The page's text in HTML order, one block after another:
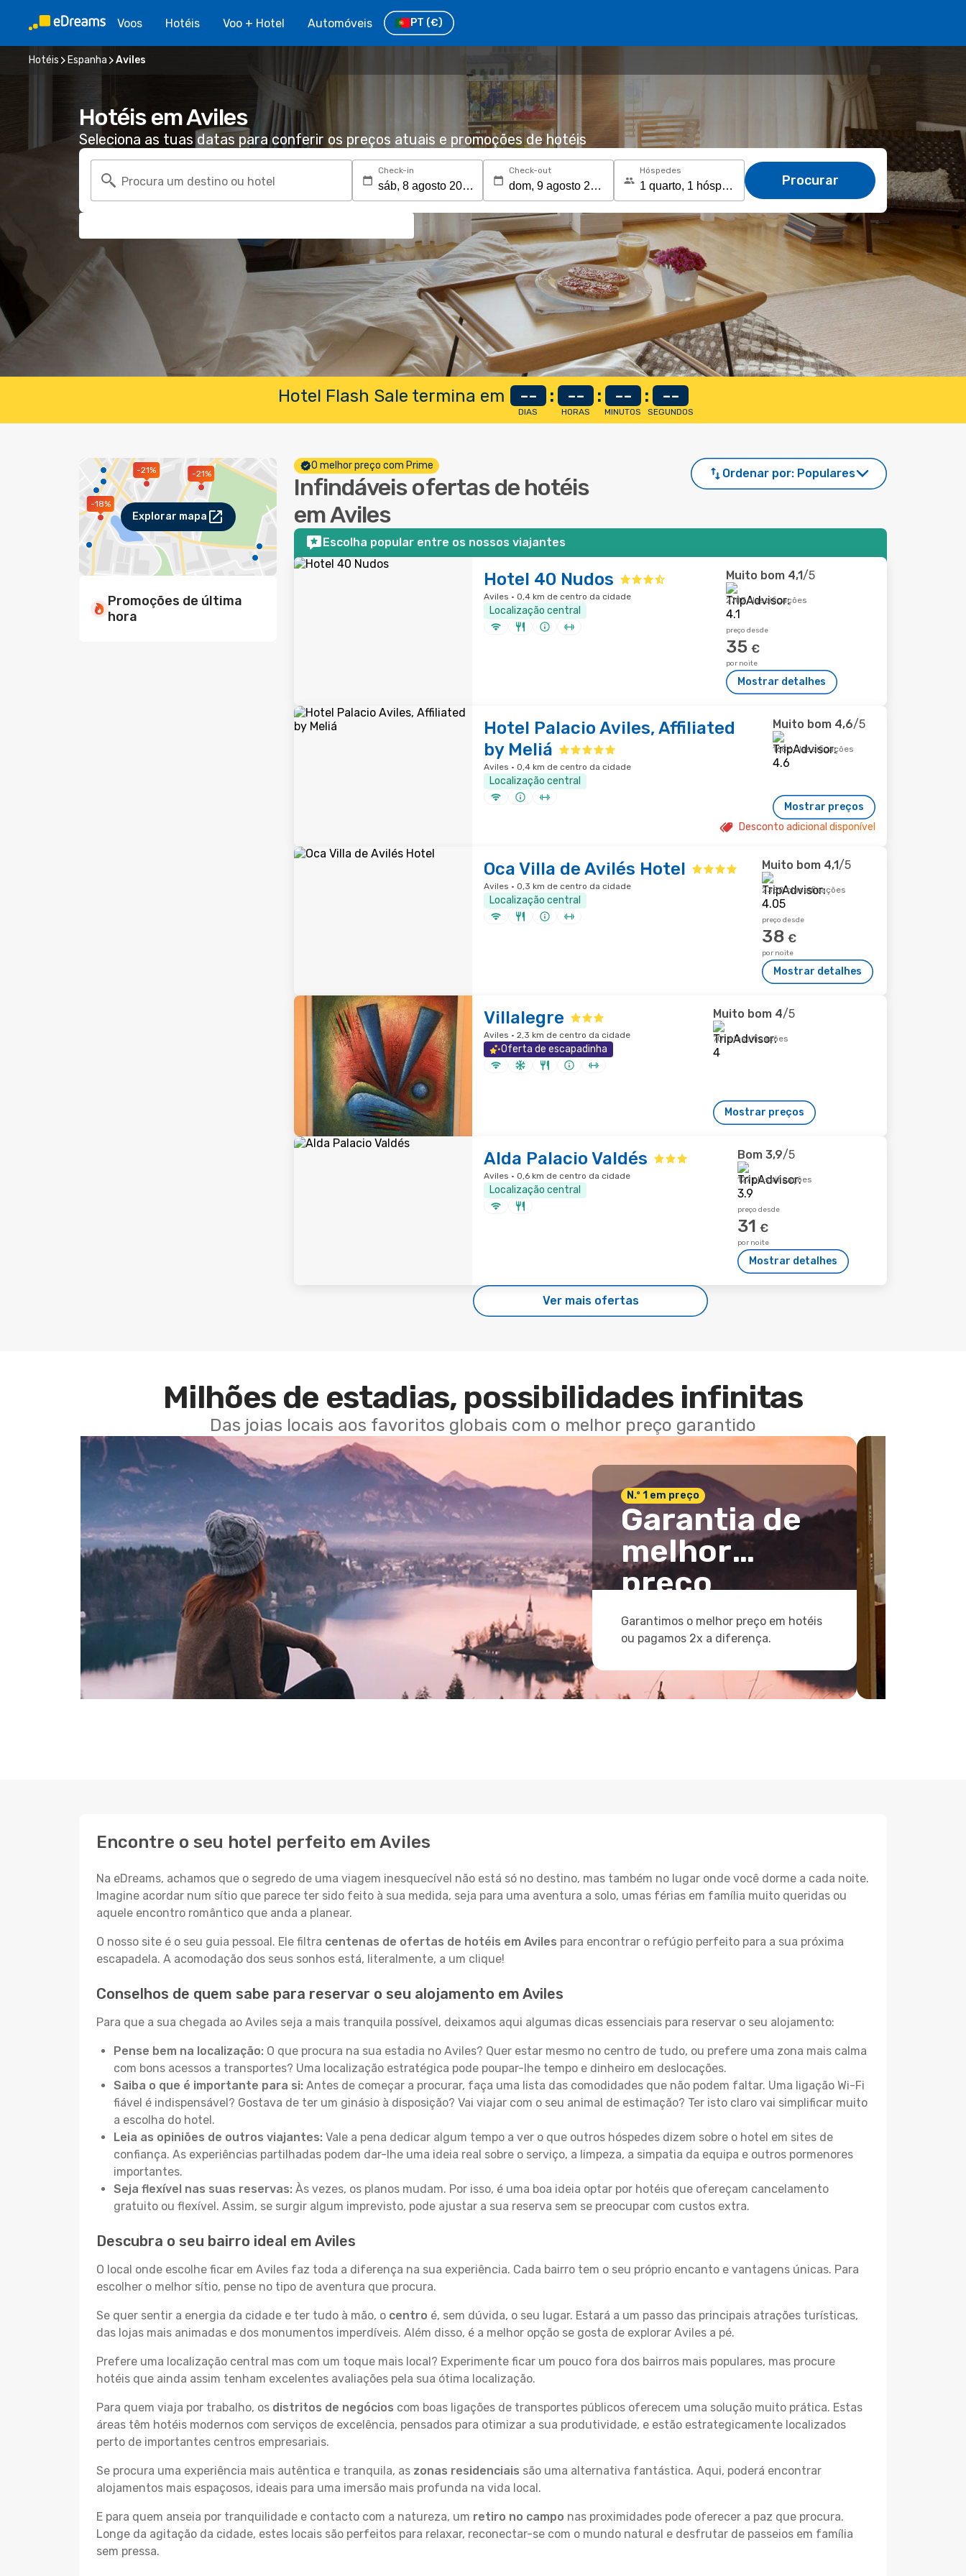
Voos Hotéis Voo + Hotel Automóveis PT (€)
Hotéis Espanha Aviles
Hotéis em Aviles
Seleciona as tuas datas para conferir os preços atuais e promoções de hotéis
Procura um destino ou hotel
Check-in Check-out Hóspedes
Procurar
Hotel Flash Sale termina em --
DIAS
: --
HORAS
: --
MINUTOS
: --
SEGUNDOS
-21%
-21%
-18%
Explorar mapa
Promoções de última
hora
O melhor preço com Prime
Infindáveis ofertas de hotéis
em Aviles
Ordenar por: Populares
Escolha popular entre os nossos viajantes
Hotel 40 Nudos
Aviles · 0,4 km de centro da cidade
Localização central
Muito bom 4,1/5
2707 classificações
preço desde
35 €
por noite
Mostrar detalhes
Hotel Palacio Aviles, Affiliated
by Meliá
Aviles · 0,4 km de centro da cidade
Localização central
Muito bom 4,6/5
1686 classificações
Mostrar preços
Desconto adicional disponível
Oca Villa de Avilés Hotel
Aviles · 0,3 km de centro da cidade
Localização central
Muito bom 4,1/5
2350 classificações
preço desde
38 €
por noite
Mostrar detalhes
Villalegre
Aviles · 2,3 km de centro da cidade
Oferta de escapadinha
Muito bom 4/5
701 classificações
Mostrar preços
Alda Palacio Valdés
Aviles · 0,6 km de centro da cidade
Localização central
Bom 3,9/5
127 classificações
preço desde
31 €
por noite
Mostrar detalhes
Ver mais ofertas
Milhões de estadias, possibilidades infinitas
Das joias locais aos favoritos globais com o melhor preço garantido
N.º 1 em preço
Garantia de
melhor
preço
Garantimos o melhor preço em hotéis
ou pagamos 2x a diferença.
Encontre o seu hotel perfeito em Aviles
Na eDreams, achamos que o segredo de uma viagem inesquecível não está só no destino, mas também no lugar onde você dorme a cada noite.
Imagine acordar num sítio que parece ter sido feito à sua medida, seja para uma aventura a solo, umas férias em família muito queridas ou
aquele encontro romântico que anda a planear.
O nosso site é o seu guia pessoal. Ele filtra centenas de ofertas de hotéis em Aviles para encontrar o refúgio perfeito para a sua próxima
escapadela. A acomodação dos seus sonhos está, literalmente, a um clique!
Conselhos de quem sabe para reservar o seu alojamento em Aviles
Para que a sua chegada ao Aviles seja a mais tranquila possível, deixamos aqui algumas dicas essenciais para reservar o seu alojamento:
Pense bem na localização: O que procura na sua estadia no Aviles? Quer estar mesmo no centro de tudo, ou prefere uma zona mais calma
com bons acessos a transportes? Uma localização estratégica pode poupar-lhe tempo e dinheiro em deslocações.
Saiba o que é importante para si: Antes de começar a procurar, faça uma lista das comodidades que não podem faltar. Uma ligação Wi-Fi
fiável é indispensável? Gostava de ter um ginásio à disposição? Vai viajar com o seu animal de estimação? Ter isto claro vai simplificar muito
a escolha do hotel.
Leia as opiniões de outros viajantes: Vale a pena dedicar algum tempo a ver o que outros hóspedes dizem sobre o hotel em sites de
confiança. As experiências partilhadas podem dar-lhe uma ideia real sobre o serviço, a limpeza, a simpatia da equipa e outros pormenores
importantes.
Seja flexível nas suas reservas: Às vezes, os planos mudam. Por isso, é uma boa ideia optar por hotéis que ofereçam cancelamento
gratuito ou flexível. Assim, se surgir algum imprevisto, pode ajustar a sua reserva sem se preocupar com custos extra.
Descubra o seu bairro ideal em Aviles
O local onde escolhe ficar em Aviles faz toda a diferença na sua experiência. Cada bairro tem o seu próprio encanto e vantagens únicas. Para
escolher o melhor sítio, pense no tipo de aventura que procura.
Se quer sentir a energia da cidade e ter tudo à mão, o centro é, sem dúvida, o seu lugar. Estará a um passo das principais atrações turísticas,
das lojas mais animadas e dos monumentos imperdíveis. Além disso, é a melhor opção se gosta de explorar Aviles a pé.
Prefere uma localização central mas com um toque mais local? Experimente ficar um pouco fora dos bairros mais populares, mas procure
hotéis que ainda assim tenham excelentes avaliações pela sua ótima localização.
Para quem viaja por trabalho, os distritos de negócios com boas ligações de transportes públicos oferecem uma solução muito prática. Estas
áreas têm hotéis modernos com serviços de excelência, pensados para otimizar a sua produtividade, e estão estrategicamente localizados
perto de importantes centros empresariais.
Se procura uma experiência mais autêntica e tranquila, as zonas residenciais são uma alternativa fantástica. Aqui, poderá encontrar
alojamentos mais espaçosos, ideais para uma imersão mais profunda na vida local.
E para quem anseia por tranquilidade e contacto com a natureza, um retiro no campo nas proximidades pode oferecer a paz que procura.
Longe da agitação da cidade, estes locais são perfeitos para relaxar, reconectar-se com o mundo natural e desfrutar de passeios em família
sem pressa.